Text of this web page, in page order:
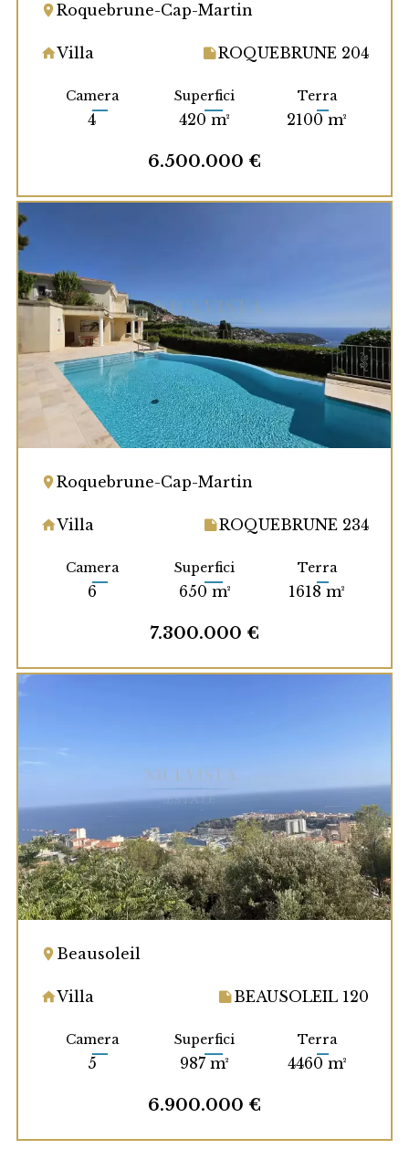
Roquebrune-Cap-Martin
Villa ROQUEBRUNE 204
Camera
4
Superfici
420 m²
Terra
2100 m²
6.500.000 €
Roquebrune-Cap-Martin
Villa ROQUEBRUNE 234
Camera
6
Superfici
650 m²
Terra
1618 m²
7.300.000 €
Beausoleil
Villa BEAUSOLEIL 120
Camera
5
Superfici
987 m²
Terra
4460 m²
6.900.000 €